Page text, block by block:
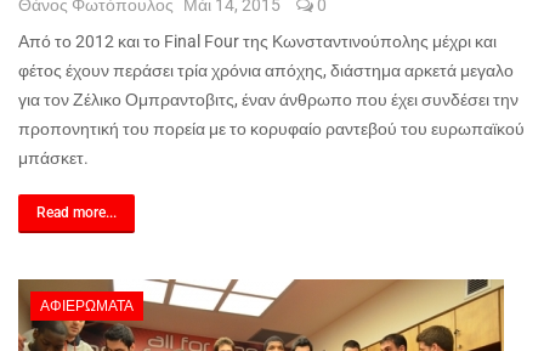
Θάνος Φωτόπουλος Μάι 14, 2015
0
Από το 2012 και το Final Fourτης Κωνσταντινούπολης μέχρι και
φέτος έχουν περάσει τρία χρόνια απόχης, διάστημα αρκετά μεγαλο
για τον Ζέλικο Ομπραντοβιτς, έναν άνθρωπο που έχει συνδέσει την
προπονητική του πορεία με το κορυφαίο ραντεβού του ευρωπαϊκού
μπάσκετ.
Read more...
ΑΦΙΕΡΏΜΑΤΑ